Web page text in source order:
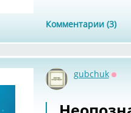
Комментарии (3)
gubchuk